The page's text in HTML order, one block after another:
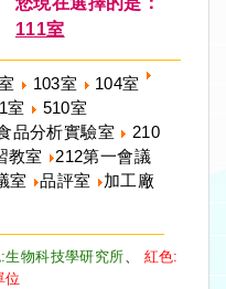
111室
103室
104室
室
510室
品分析實驗室
210
教室
212第一會議
室 品評室
加工廠
生物科技學研究所、 紅色:
位